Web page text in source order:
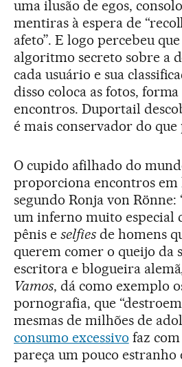
uma ilusão de egos,
mentiras à espera de
afeto”. E logo percebeu
algoritmo secreto sobre a
cada usuário e sua
disso coloca as fotos,
encontros. Duportail
é mais conservador do que
O cupido afilhado do
proporciona encontros em
segundo Ronja von
um inferno muito especial
pênis e selfiesde homens
querem comer o queijo da
escritora e blogueira
Vamos, dá como exemplo
pornografia, que
mesmas de milhões de
consumo excessivo faz
pareça um pouco estranho